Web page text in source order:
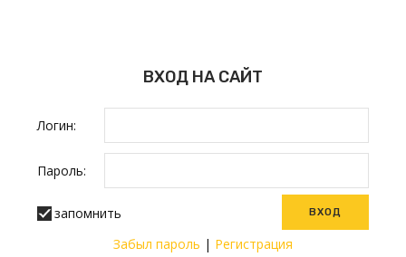
ВХОД НА САЙТ
Логин:
Пароль:
запомнить
Забыл пароль | Регистрация